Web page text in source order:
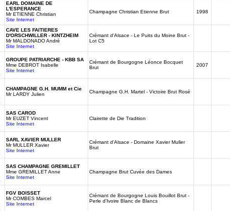
EARL DOMAINE DE
L'ESPERANCE
Mr ETIENNE Christian
Site Internet
Champagne Christian Etienne Brut 1998
CAVE LES FAITIERES
D'ORSCHWILLER - KINTZHEIM
Mr MALDONADO André
Site Internet
Crémant d'Alsace - Le Puits du Moine Brut -
Lot C5
GROUPE PATRIARCHE - KBB SA
Mme DEBROT Isabelle
Site Internet
Crémant de Bourgogne Léonce Bocquet
Brut
2007
CHAMPAGNE G.H. MUMM et Cie
Mr LARDY Julien
Champagne G.H. Martel - Victoire Brut Rosé
SAS CAROD
Mr EUZET Vincent
Site Internet
Clairette de Die Tradition
SARL XAVIER MULLER
Mr MULLER Xavier
Site Internet
Crémant d'Alsace - Domaine Xavier Muller
Brut
SAS CHAMPAGNE GREMILLET
Mme GREMILLET Anne
Site Internet
Champagne Brut Cuvée des Dames
FGV BOISSET
Mr COMBES Marcel
Site Internet
Crémant de Bourgogne Louis Bouillot Brut -
Perle d'Ivoire Blanc de Blancs